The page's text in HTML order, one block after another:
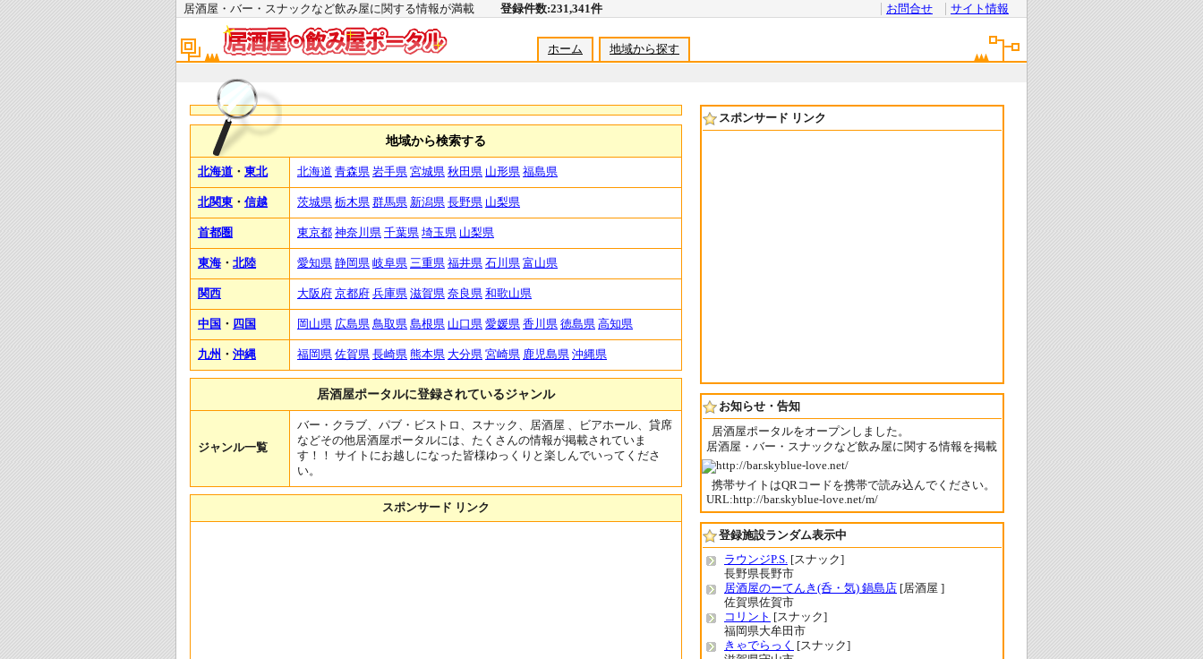
居酒屋・バー・スナックなど飲み屋に関する情報が満載 登録件数:231,341件 お問合せ サイト情報
ホーム 地域から探す
地域から検索する
北海道 ・ 東北 北海道 青森県 岩手県 宮城県 秋田県 山形県 福島県
北関東 ・ 信越 茨城県 栃木県 群馬県 新潟県 長野県 山梨県
首都圏 東京都 神奈川県 千葉県 埼玉県 山梨県
東海 ・ 北陸 愛知県 静岡県 岐阜県 三重県 福井県 石川県 富山県
関西 大阪府 京都府 兵庫県 滋賀県 奈良県 和歌山県
中国 ・ 四国 岡山県 広島県 鳥取県 島根県 山口県 愛媛県 香川県 徳島県 高知県
九州 ・ 沖縄 福岡県 佐賀県 長崎県 熊本県 大分県 宮崎県 鹿児島県 沖縄県
居酒屋ポータルに登録されているジャンル
ジャンル一覧
バー・クラブ、パブ・ビストロ、スナック、居酒屋 、ビアホール、貸席
などその他居酒屋ポータルには、たくさんの情報が掲載されていま
す！！ サイトにお越しになった皆様ゆっくりと楽しんでいってくださ
い。
スポンサード リンク
スポンサード リンク
お知らせ・告知
居酒屋ポータルをオープンしました。
居酒屋・バー・スナックなど飲み屋に関する情報を掲載
携帯サイトはQRコードを携帯で読み込んでください。
URL:http://bar.skyblue-love.net/m/
登録施設ランダム表示中
ラウンジP.S. [スナック]
長野県長野市
居酒屋のーてんき(呑・気) 鍋島店 [居酒屋 ]
佐賀県佐賀市
コリント [スナック]
福岡県大牟田市
きゃでらっく
[スナック]